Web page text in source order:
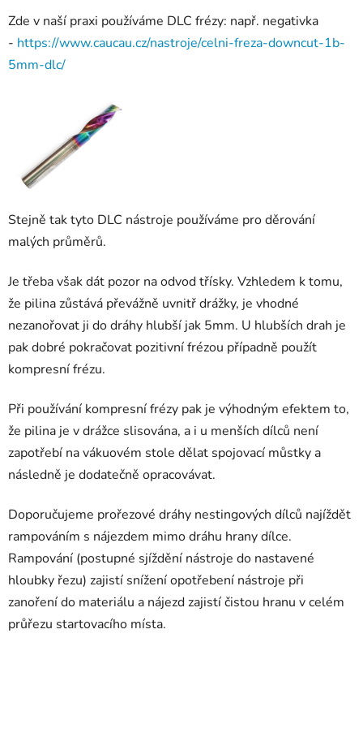
Zde v naší praxi používáme DLC frézy: např. negativka
- https://www.caucau.cz/nastroje/celni-freza-downcut-1b-
5mm-dlc/
Stejně tak tyto DLC nástroje používáme pro děrování
malých průměrů.
Je třeba však dát pozor na odvod třísky. Vzhledem k tomu,
že pilina zůstává převážně uvnitř drážky, je vhodné
nezanořovat ji do dráhy hlubší jak 5mm. U hlubších drah je
pak dobré pokračovat pozitivní frézou případně použít
kompresní frézu.
Při používání kompresní frézy pak je výhodným efektem to,
že pilina je v drážce slisována, a i u menších dílců není
zapotřebí na vákuovém stole dělat spojovací můstky a
následně je dodatečně opracovávat.
Doporučujeme prořezové dráhy nestingových dílců najíždět
rampováním s nájezdem mimo dráhu hrany dílce.
Rampování (postupné sjíždění nástroje do nastavené
hloubky řezu) zajistí snížení opotřebení nástroje při
zanoření do materiálu a nájezd zajistí čistou hranu v celém
průřezu startovacího místa.